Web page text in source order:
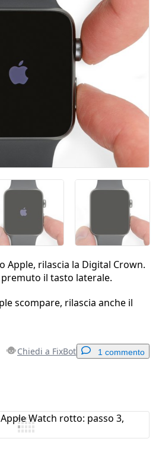
Apple, rilascia la Digital Crown.
il tasto laterale.
scompare, rilascia anche il
Chiedi a FixBot 1 commento